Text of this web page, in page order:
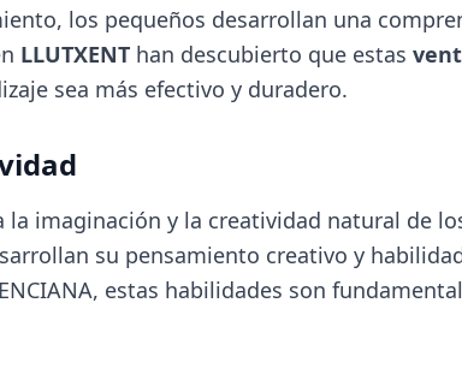
los pequeños desarrollan una
LLUTXENT han descubierto que estas
sea más efectivo y duradero.
imaginación y la creatividad natural de
su pensamiento creativo y
estas habilidades son